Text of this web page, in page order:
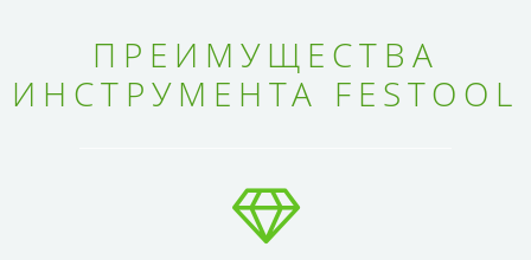
ПРЕИМУЩЕСТВА
ИНСТРУМЕНТА FESTOOL